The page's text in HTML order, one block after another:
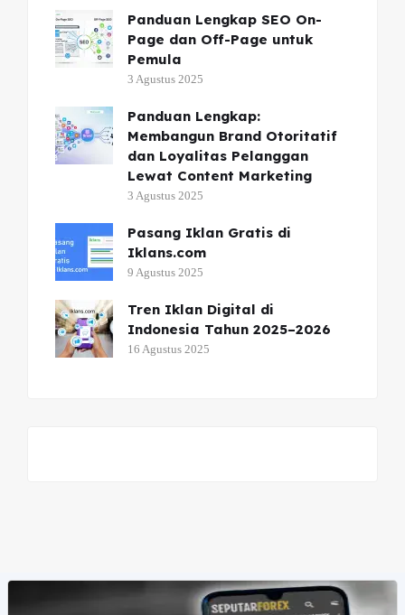
Panduan Lengkap SEO On-
Page dan Off-Page untuk
Pemula
3 Agustus 2025
Panduan Lengkap:
Membangun Brand Otoritatif
dan Loyalitas Pelanggan
Lewat Content Marketing
3 Agustus 2025
Pasang Iklan Gratis di
Iklans.com
9 Agustus 2025
Tren Iklan Digital di
Indonesia Tahun 2025–2026
16 Agustus 2025